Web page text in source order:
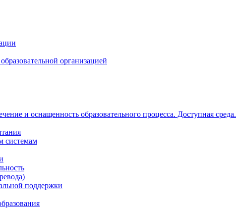
организацией
и оснащенность образовательного процесса. Доступная среда.
системам
поддержки